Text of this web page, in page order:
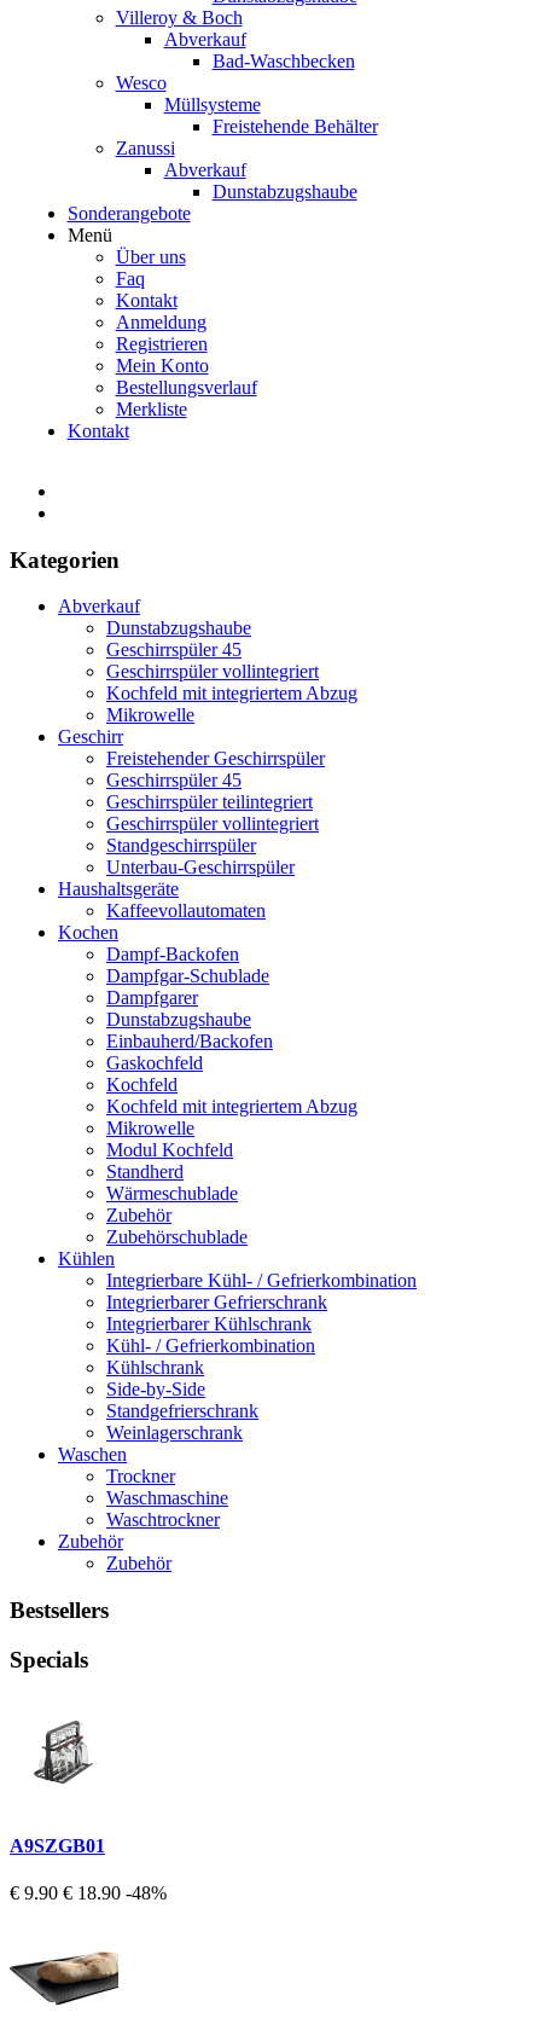
Villeroy & Boch
Abverkauf
Bad-Waschbecken
Wesco
Müllsysteme
Freistehende Behälter
Zanussi
Abverkauf
Dunstabzugshaube
Sonderangebote
Menü
Über uns
Faq
Kontakt
Anmeldung
Registrieren
Mein Konto
Bestellungsverlauf
Merkliste
Kontakt
Kategorien
Abverkauf
Dunstabzugshaube
Geschirrspüler 45
Geschirrspüler vollintegriert
Kochfeld mit integriertem Abzug
Mikrowelle
Geschirr
Freistehender Geschirrspüler
Geschirrspüler 45
Geschirrspüler teilintegriert
Geschirrspüler vollintegriert
Standgeschirrspüler
Unterbau-Geschirrspüler
Haushaltsgeräte
Kaffeevollautomaten
Kochen
Dampf-Backofen
Dampfgar-Schublade
Dampfgarer
Dunstabzugshaube
Einbauherd/Backofen
Gaskochfeld
Kochfeld
Kochfeld mit integriertem Abzug
Mikrowelle
Modul Kochfeld
Standherd
Wärmeschublade
Zubehör
Zubehörschublade
Kühlen
Integrierbare Kühl- / Gefrierkombination
Integrierbarer Gefrierschrank
Integrierbarer Kühlschrank
Kühl- / Gefrierkombination
Kühlschrank
Side-by-Side
Standgefrierschrank
Weinlagerschrank
Waschen
Trockner
Waschmaschine
Waschtrockner
Zubehör
Zubehör
Bestsellers
Specials
A9SZGB01
€ 9.90 € 18.90 -48%